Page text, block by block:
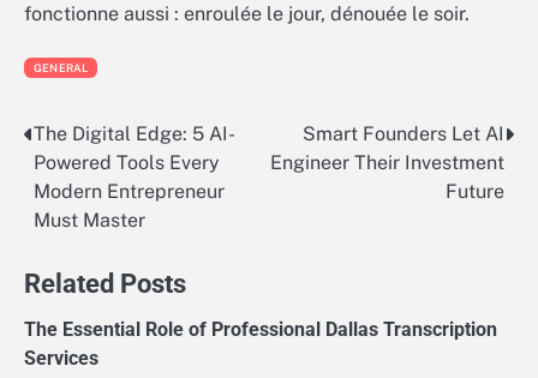
fonctionne aussi : enroulée le jour, dénouée le soir.
GENERAL
Post
navigation
The Digital Edge: 5 AI-
Powered Tools Every
Modern Entrepreneur
Must Master
Smart Founders Let AI
Engineer Their Investment
Future
Related Posts
The Essential Role of Professional Dallas Transcription
Services